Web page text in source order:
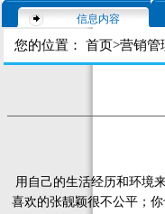
信息内容
您的位置： 首页>营销管
用自己的生活经历和环境
喜欢的张靓颖很不公平；